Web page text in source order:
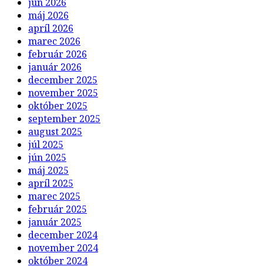
máj 2026
apríl 2026
marec 2026
február 2026
január 2026
december 2025
november 2025
október 2025
september 2025
august 2025
júl 2025
jún 2025
máj 2025
apríl 2025
marec 2025
február 2025
január 2025
december 2024
november 2024
október 2024